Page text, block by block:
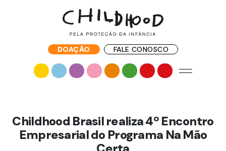
DOAÇÃO FALE CONOSCO
Childhood Brasil realiza 4º Encontro
Empresarial do Programa Na Mão